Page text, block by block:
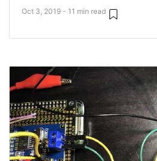
Oct 3, 2019 - 11 min read